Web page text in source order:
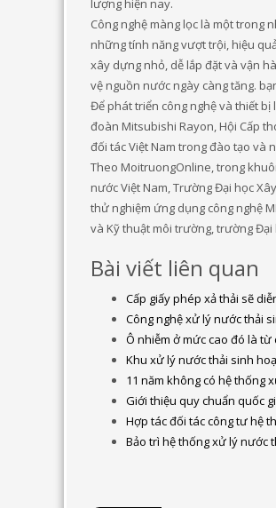
lượng hiện nay.
Công nghệ màng lọc là một trong
những tính năng vượt trội, hiệu
xây dựng nhỏ, dễ lắp đặt và vận
vệ nguồn nước ngày càng tăng.
Để phát triển công nghệ và thiết bị
đoàn Mitsubishi Rayon, Hội Cấp
đối tác Việt Nam trong đào tạo và
Theo MoitruongOnline, trong
nước Việt Nam, Trường Đại học
thử nghiệm ứng dụng công nghệ
và Kỹ thuật môi trường, trường Đại
Bài viết liên quan
Cấp giấy phép xả thải sẽ
Công nghệ xử lý nước thải
Ô nhiễm ở mức cao đó là
Khu xử lý nước thải sinh
11 năm không có hệ thống
Giới thiệu quy chuẩn quốc
Hợp tác đối tác công tư hệ
Bảo trì hệ thống xử lý nước